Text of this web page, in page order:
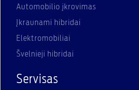
Automobilio įkrovimas
Įkraunami hibridai
Elektromobiliai
Švelnieji hibridai
Servisas